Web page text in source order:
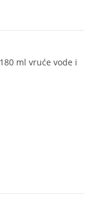
ml vruće vode i